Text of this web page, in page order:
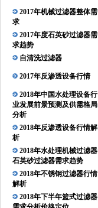
2017年机械过滤器整体需
求
2017年度石英砂过滤器需
求趋势
自清洗过滤器
2017年反渗透设备行情
2018年中国水处理设备行
业发展前景预测及供需格局
分析
2018年反渗透设备行情解
析
2018年水处理机械过滤器
石英砂过滤器需求趋势
2018年不锈钢过滤器行情
解析
2018年下半年篮式过滤器